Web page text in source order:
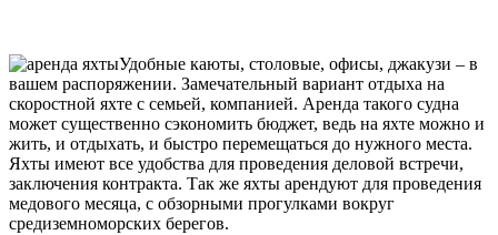
Удобные каюты, столовые, офисы, джакузи – в
вашем распоряжении. Замечательный вариант отдыха на
скоростной яхте с семьей, компанией. Аренда такого судна
может существенно сэкономить бюджет, ведь на яхте можно и
жить, и отдыхать, и быстро перемещаться до нужного места.
Яхты имеют все удобства для проведения деловой встречи,
заключения контракта. Так же яхты арендуют для проведения
медового месяца, с обзорными прогулками вокруг
средиземноморских берегов.